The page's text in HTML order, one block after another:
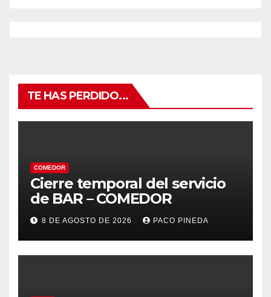
TE HAS PERDIDO...
COMEDOR
Cierre temporal del servicio
de BAR – COMEDOR
8 DE AGOSTO DE 2026 PACO PINEDA